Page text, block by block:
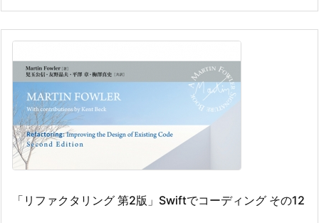
「リファクタリング 第2版」Swiftでコーディング その12